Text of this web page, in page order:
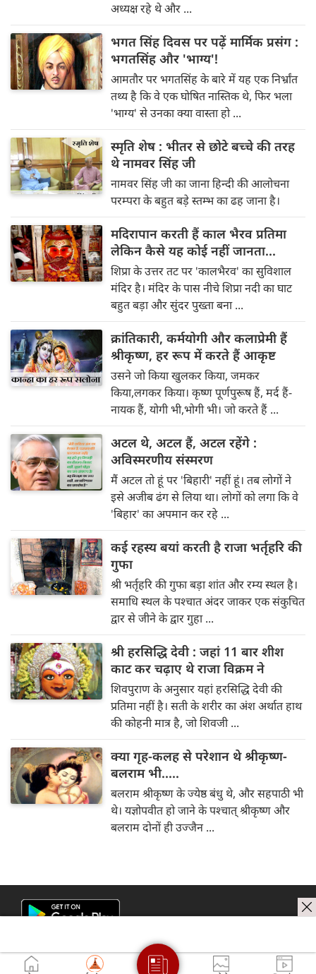
अध्‍यक्ष रहे थे और ...
भगत सिंह दिवस पर पढ़ें मार्मिक प्रसंग :
भगतसिंह और 'भाग्य'!
आमतौर पर भगतसिंह के बारे में यह एक निर्भ्रांत
तथ्य है कि वे एक घोषित नास्तिक थे, फिर भला
'भाग्य' से उनका क्या वास्ता हो ...
स्मृति शेष : भीतर से छोटे बच्चे की तरह
थे नामवर सिंह जी
नामवर सिंह जी का जाना हिन्‍दी की आलोचना
परम्‍परा के बहुत बड़े स्‍तम्‍भ का ढह जाना है।
मदिरापान करती हैं काल भैरव प्रतिमा
लेकिन कैसे यह कोई नहीं जानता...
शिप्रा के उत्तर तट पर 'कालभैरव' का सुविशाल
मंदिर है। मंदिर के पास नीचे शिप्रा नदी का घाट
बहुत बड़ा और सुंदर पुख्ता बना ...
क्रांतिकारी, कर्मयोगी और कलाप्रेमी हैं
श्रीकृष्ण, हर रूप में करते हैं आकृष्ट
उसने जो किया खुलकर किया, जमकर
किया,लगकर किया। कृष्ण पूर्णपुरूष हैं, मर्द हैं-
नायक हैं, योगी भी,भोगी भी। जो करते हैं ...
अटल थे, अटल हैं, अटल रहेंगे :
अविस्मरणीय संस्मरण
मैं अटल तो हूं पर 'बिहारी' नहीं हूं। तब लोगों ने
इसे अजीब ढंग से लिया था। लोगों को लगा कि वे
'बिहार' का अपमान कर रहे ...
कई रहस्य बयां करती है राजा भर्तृहरि की
गुफा
श्री भर्तृहरि की गुफा बड़ा शांत और रम्य स्थल है।
समाधि स्थल के पश्चात अंदर जाकर एक संकुचित
द्वार से जीने के द्वार गुहा ...
श्री हरसिद्धि देवी : जहां 11 बार शीश
काट कर चढ़ाए थे राजा विक्रम ने
शिवपुराण के अनुसार यहां हरसिद्धि देवी की
प्रतिमा नहीं है। सती के शरीर का अंश अर्थात हाथ
की कोहनी मात्र है, जो शिवजी ...
क्या गृह-कलह से परेशान थे श्रीकृष्ण-
बलराम भी.....
बलराम श्रीकृष्ण के ज्येष्ठ बंधु थे, और सहपाठी भी
थे। यज्ञोपवीत हो जाने के पश्चात् श्रीकृष्ण और
बलराम दोनों ही उज्जैन ...